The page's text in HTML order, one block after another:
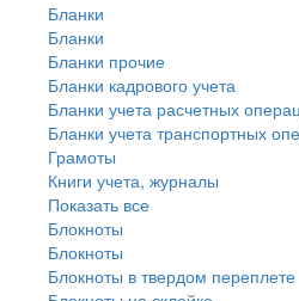
Бланки
Бланки
Бланки прочие
Бланки кадрового учета
Бланки учета расчетных
Бланки учета транспортных
Грамоты
Книги учета, журналы
Показать все
Блокноты
Блокноты
Блокноты в твердом переплете